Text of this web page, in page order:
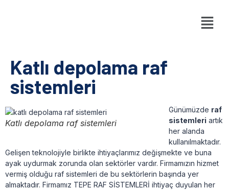
Katlı depolama raf
sistemleri
Katlı depolama raf sistemleri
Günümüzde raf
sistemleri artık
her alanda
kullanılmaktadır.
Gelişen teknolojiyle birlikte ihtiyaçlarımız değişmekte ve buna
ayak uydurmak zorunda olan sektörler vardır. Firmamızın hizmet
vermiş olduğu raf sistemleri de bu sektörlerin başında yer
almaktadır. Firmamız TEPE RAF SİSTEMLERİ ihtiyaç duyulan her